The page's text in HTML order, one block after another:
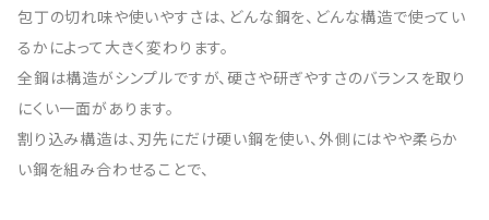
包丁の切れ味や使いやすさは、どんな鋼を、どんな構造で使ってい
るかによって大きく変わります。
全鋼は構造がシンプルですが、硬さや研ぎやすさのバランスを取り
にくい一面があります。
割り込み構造は、刃先にだけ硬い鋼を使い、外側にはやや柔らか
い鋼を組み合わせることで、